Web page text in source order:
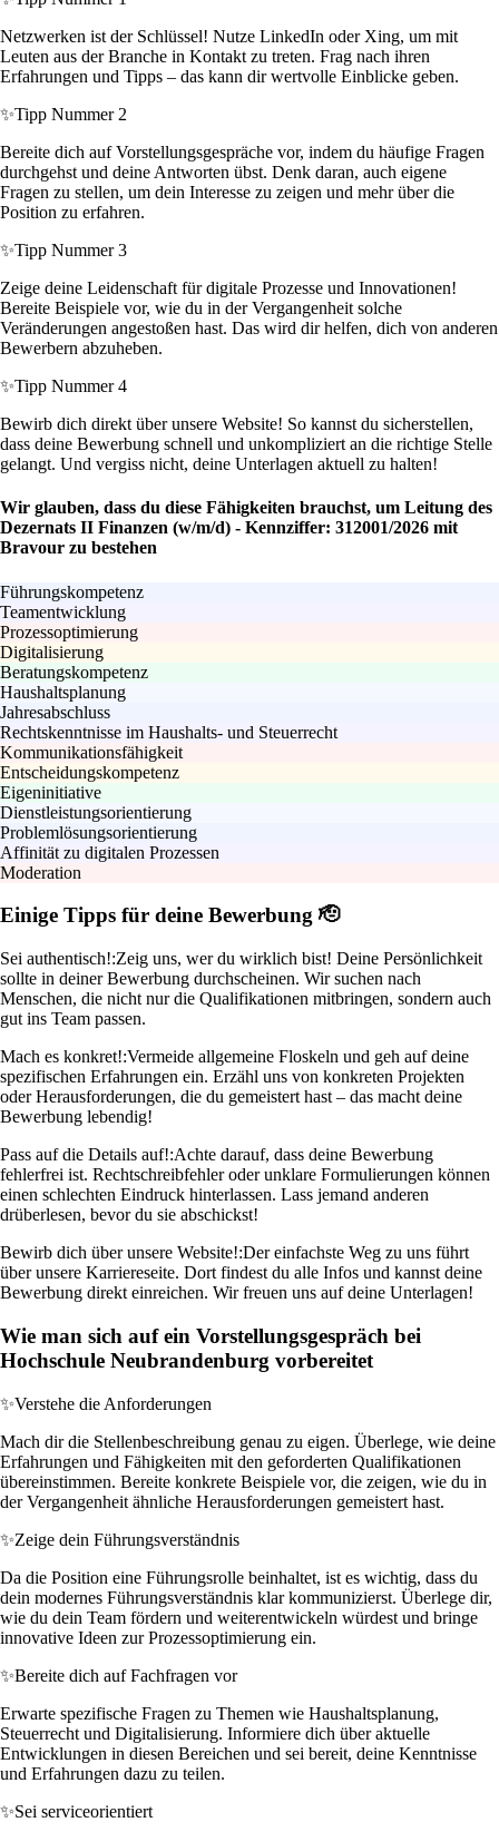
Netzwerken ist der Schlüssel! Nutze LinkedIn oder Xing, um mit
Leuten aus der Branche in Kontakt zu treten. Frag nach ihren
Erfahrungen und Tipps – das kann dir wertvolle Einblicke geben.
✨Tipp Nummer 2
Bereite dich auf Vorstellungsgespräche vor, indem du häufige Fragen
durchgehst und deine Antworten übst. Denk daran, auch eigene
Fragen zu stellen, um dein Interesse zu zeigen und mehr über die
Position zu erfahren.
✨Tipp Nummer 3
Zeige deine Leidenschaft für digitale Prozesse und Innovationen!
Bereite Beispiele vor, wie du in der Vergangenheit solche
Veränderungen angestoßen hast. Das wird dir helfen, dich von anderen
Bewerbern abzuheben.
✨Tipp Nummer 4
Bewirb dich direkt über unsere Website! So kannst du sicherstellen,
dass deine Bewerbung schnell und unkompliziert an die richtige Stelle
gelangt. Und vergiss nicht, deine Unterlagen aktuell zu halten!
Wir glauben, dass du diese Fähigkeiten brauchst, um Leitung des
Dezernats II Finanzen (w/m/d) - Kennziffer: 312001/2026 mit
Bravour zu bestehen
Führungskompetenz
Teamentwicklung
Prozessoptimierung
Digitalisierung
Beratungskompetenz
Haushaltsplanung
Jahresabschluss
Rechtskenntnisse im Haushalts- und Steuerrecht
Kommunikationsfähigkeit
Entscheidungskompetenz
Eigeninitiative
Dienstleistungsorientierung
Problemlösungsorientierung
Affinität zu digitalen Prozessen
Moderation
Einige Tipps für deine Bewerbung 🫡
Sei authentisch!:Zeig uns, wer du wirklich bist! Deine Persönlichkeit
sollte in deiner Bewerbung durchscheinen. Wir suchen nach
Menschen, die nicht nur die Qualifikationen mitbringen, sondern auch
gut ins Team passen.
Mach es konkret!:Vermeide allgemeine Floskeln und geh auf deine
spezifischen Erfahrungen ein. Erzähl uns von konkreten Projekten
oder Herausforderungen, die du gemeistert hast – das macht deine
Bewerbung lebendig!
Pass auf die Details auf!:Achte darauf, dass deine Bewerbung
fehlerfrei ist. Rechtschreibfehler oder unklare Formulierungen können
einen schlechten Eindruck hinterlassen. Lass jemand anderen
drüberlesen, bevor du sie abschickst!
Bewirb dich über unsere Website!:Der einfachste Weg zu uns führt
über unsere Karriereseite. Dort findest du alle Infos und kannst deine
Bewerbung direkt einreichen. Wir freuen uns auf deine Unterlagen!
Wie man sich auf ein Vorstellungsgespräch bei
Hochschule Neubrandenburg vorbereitet
✨Verstehe die Anforderungen
Mach dir die Stellenbeschreibung genau zu eigen. Überlege, wie deine
Erfahrungen und Fähigkeiten mit den geforderten Qualifikationen
übereinstimmen. Bereite konkrete Beispiele vor, die zeigen, wie du in
der Vergangenheit ähnliche Herausforderungen gemeistert hast.
✨Zeige dein Führungsverständnis
Da die Position eine Führungsrolle beinhaltet, ist es wichtig, dass du
dein modernes Führungsverständnis klar kommunizierst. Überlege dir,
wie du dein Team fördern und weiterentwickeln würdest und bringe
innovative Ideen zur Prozessoptimierung ein.
✨Bereite dich auf Fachfragen vor
Erwarte spezifische Fragen zu Themen wie Haushaltsplanung,
Steuerrecht und Digitalisierung. Informiere dich über aktuelle
Entwicklungen in diesen Bereichen und sei bereit, deine Kenntnisse
und Erfahrungen dazu zu teilen.
✨Sei serviceorientiert